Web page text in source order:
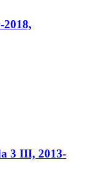
2018,
3 III, 2013-